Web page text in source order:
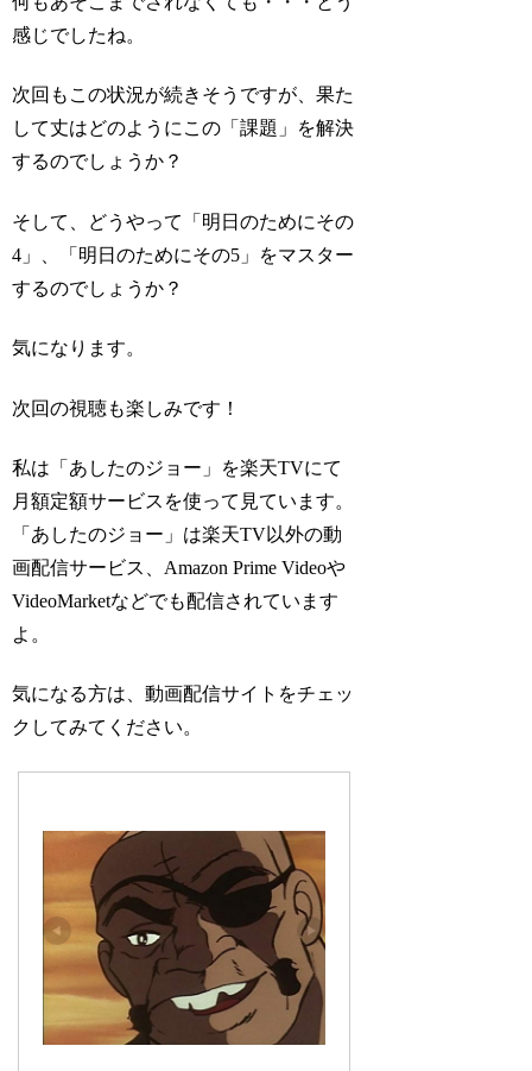
感じでしたね。
次回もこの状況が続きそうですが、果た
して丈はどのようにこの「課題」を解決
するのでしょうか？
そして、どうやって「明日のためにその
4」、「明日のためにその5」をマスター
するのでしょうか？
気になります。
次回の視聴も楽しみです！
私は「あしたのジョー」を楽天TVにて
月額定額サービスを使って見ています。
「あしたのジョー」は楽天TV以外の動
画配信サービス、Amazon Prime Videoや
VideoMarketなどでも配信されています
よ。
気になる方は、動画配信サイトをチェッ
クしてみてください。